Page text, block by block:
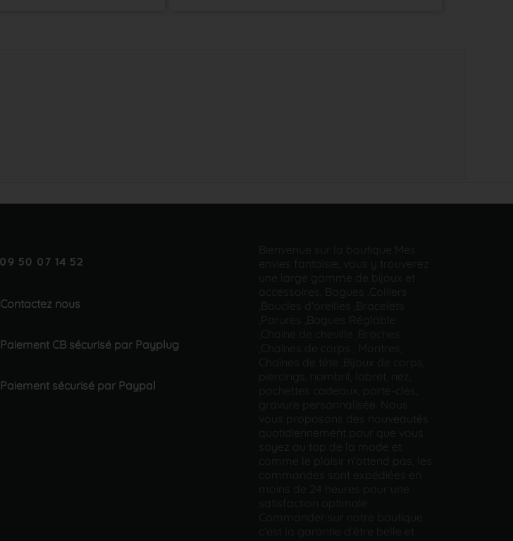
Contactez nous
Paiement CB sécurisé par Payplug
Paiement sécurisé par Paypal